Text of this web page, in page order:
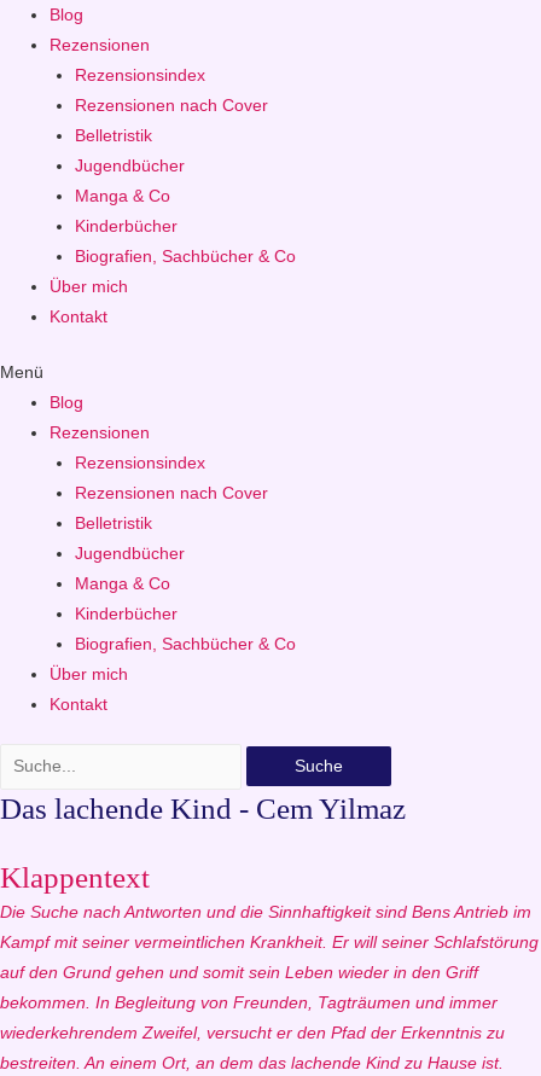
Blog
Rezensionen
Rezensionsindex
Rezensionen nach Cover
Belletristik
Jugendbücher
Manga & Co
Kinderbücher
Biografien, Sachbücher & Co
Über mich
Kontakt
Menü
Blog
Rezensionen
Rezensionsindex
Rezensionen nach Cover
Belletristik
Jugendbücher
Manga & Co
Kinderbücher
Biografien, Sachbücher & Co
Über mich
Kontakt
Suche
Das lachende Kind - Cem Yilmaz
Klappentext
Die Suche nach Antworten und die Sinnhaftigkeit sind Bens Antrieb im
Kampf mit seiner vermeintlichen Krankheit. Er will seiner Schlafstörung
auf den Grund gehen und somit sein Leben wieder in den Griff
bekommen. In Begleitung von Freunden, Tagträumen und immer
wiederkehrendem Zweifel, versucht er den Pfad der Erkenntnis zu
bestreiten. An einem Ort, an dem das lachende Kind zu Hause ist.